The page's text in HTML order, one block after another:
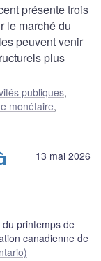
présente trois
le marché du
peuvent venir
plus
publiques,
monétaire,
13 mai 2026
printemps de
canadienne de